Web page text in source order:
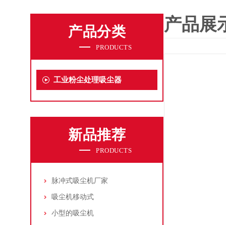
产品分类
PRODUCTS
工业粉尘处理吸尘器
新品推荐
PRODUCTS
脉冲式吸尘机厂家
吸尘机移动式
小型的吸尘机
产品展